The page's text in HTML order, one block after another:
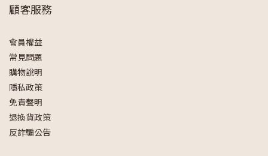
顧客服務
會員權益
常見問題
購物說明
隱私政策
免責聲明
退換貨政策
反詐騙公告